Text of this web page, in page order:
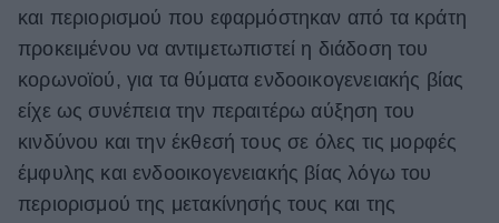
και περιορισμού που εφαρμόστηκαν από τα κράτη
προκειμένου να αντιμετωπιστεί η διάδοση του
κορωνοϊού, για τα θύματα ενδοοικογενειακής βίας
είχε ως συνέπεια την περαιτέρω αύξηση του
κινδύνου και την έκθεσή τους σε όλες τις μορφές
έμφυλης και ενδοοικογενειακής βίας λόγω του
περιορισμού της μετακίνησής τους και της